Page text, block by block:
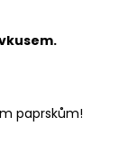
paprskům!